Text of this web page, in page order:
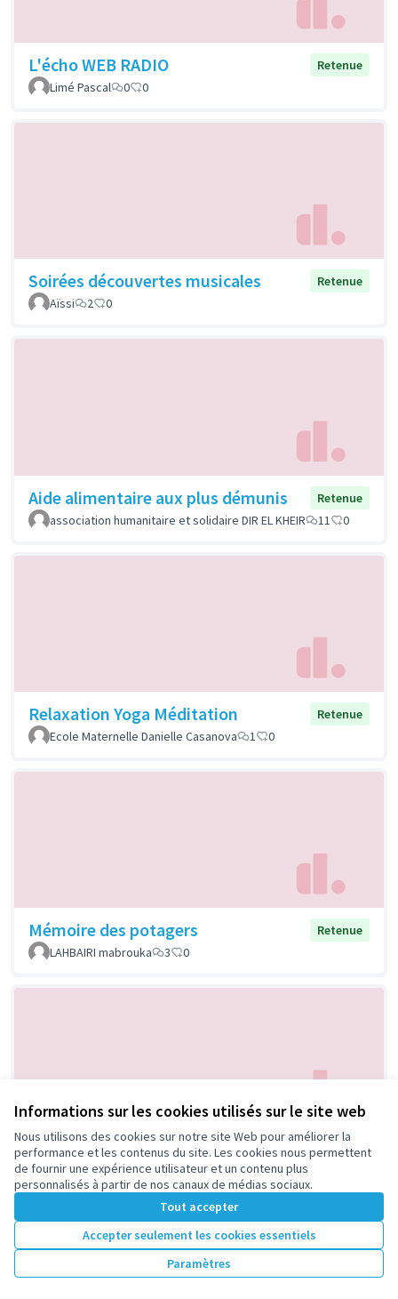
Informations sur les cookies utilisés sur le site web
Nous utilisons des cookies sur notre site Web pour améliorer la
performance et les contenus du site. Les cookies nous permettent
de fournir une expérience utilisateur et un contenu plus
personnalisés à partir de nos canaux de médias sociaux.
Tout accepter
Accepter seulement les cookies essentiels
Paramètres
L'écho WEB RADIO
Retenue
Limé Pascal
0 0
Soirées découvertes musicales
Retenue
Aïssi
2 0
Aide alimentaire aux plus démunis
Retenue
association humanitaire et solidaire DIR EL KHEIR
11 0
Relaxation Yoga Méditation
Retenue
Ecole Maternelle Danielle Casanova
1 0
Mémoire des potagers
Retenue
LAHBAIRI mabrouka
3 0
Cafés thématiques "un peu de
nature en ville"
Retenue
LIENS INTERGENERATIONS92 1 0